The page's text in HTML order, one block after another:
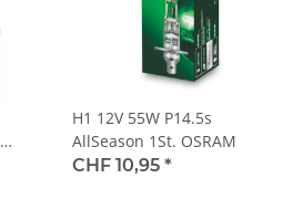
H1 12V 55W P14.5s
AllSeason 1St. OSRAM
CHF 10,95 *